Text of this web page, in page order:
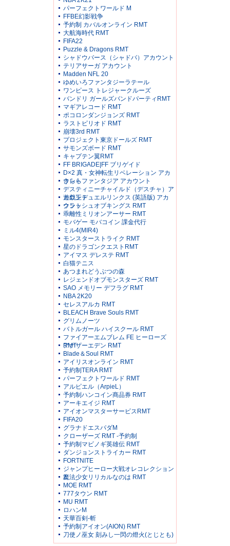
パーフェクトワールド M
FFBE幻影戦争
予約制 カバルオンライン RMT
大航海時代 RMT
FIFA22
Puzzle & Dragons RMT
シャドウバース（シャドバ）アカウント
テリアサーガ アカウント
Madden NFL 20
ゆめいろファンタジーラテール
ワンピース トレジャークルーズ
バンドリ ガールズバンドパーティRMT
マギアレコード RMT
ポコロンダンジョンズ RMT
ラストピリオド RMT
崩壊3rd RMT
プロジェクト東京ドールズ RMT
サモンズボード RMT
キャプテン翼RMT
FF BRIGADE|FF ブリゲイド
D×2 真・女神転生リベレーション アカ
ウント
きららファンタジア アカウント
デスティニーチャイルド（デスチャ）ア
カウント
遊戯王デュエルリンクス (英語版) アカ
ウント
クラッシュオブキングス RMT
乖離性ミリオンアーサー RMT
モバゲー モバコイン 課金代行
ミル4(MIR4)
モンスターストライク RMT
星のドラゴンクエストRMT
アイマス デレステ RMT
白猫テニス
あつまれどうぶつの森
レジェンドオブモンスターズ RMT
SAO メモリー デフラグ RMT
NBA 2K20
セレスアルカ RMT
BLEACH Brave Souls RMT
グリムノーツ
バトルガール ハイスクール RMT
ファイアーエムブレム FE ヒーローズ
RMT
アナザーエデン RMT
Blade＆Soul RMT
アイリスオンライン RMT
予約制TERA RMT
パーフェクトワールド RMT
アルピエル（ArpieL）
予約制ハンコイン商品券 RMT
アーキエイジ RMT
アイオンマスターサービスRMT
FIFA20
グラナドエスパダM
クローザーズ RMT -予約制
予約制マビノギ英雄伝 RMT
ダンジョンストライカー RMT
FORTNITE
ジャンプヒーロー大戦オレコレクション
2
魔法少女リリカルなのは RMT
MOE RMT
777タウン RMT
MU RMT
ロハンM
天華百剣-斬
予約制アイオン(AION) RMT
刀使ノ巫女 刻みし一閃の燈火(とじとも)